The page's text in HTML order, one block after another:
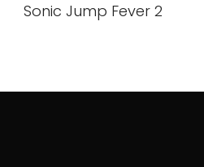
Sonic Jump Fever 2